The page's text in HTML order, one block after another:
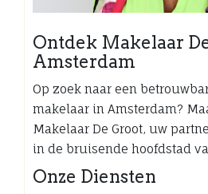
Ontdek Makelaar
Amsterdam
Op zoek naar een
makelaar in Amsterdam?
Makelaar De Groot, uw
in de bruisende hoofdstad
Onze Diensten